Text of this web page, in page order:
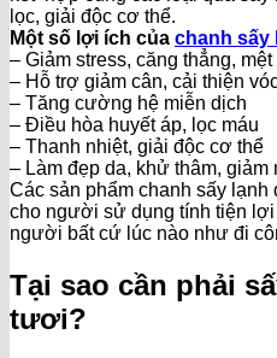
lọc, giải độc cơ thể.
Một số lợi ích của chanh sấy
– Giảm stress, căng thẳng, mệt
– Hỗ trợ giảm cân, cải thiện
– Tăng cường hệ miễn dịch
– Điều hòa huyết áp, lọc máu
– Thanh nhiệt, giải độc cơ thể
– Làm đẹp da, khử thâm, giảm
Các sản phẩm chanh sấy lạnh
cho người sử dụng tính tiện lợi
người bất cứ lúc nào như đi
Tại sao cần phải
tươi?